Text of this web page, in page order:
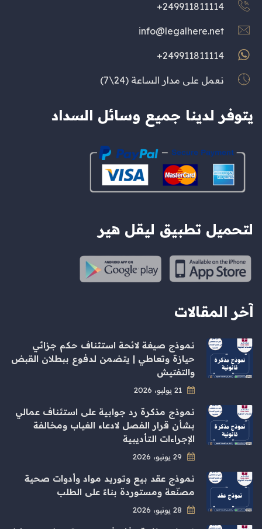
249911811114+
info@legalhere.net
249911811114+
نعمل على مدار الساعة (24\7)
يتوفر لدينا جميع وسائل السداد
لتحميل تطبيق ليقل هير
آخر المقالات
نموذج صيغة لائحة استئناف حكم جزائي
حيازة وتعاطي | يتضمن لدفوع ببطلان القبض
والتفتيش
نموذج مذكرة رد جوابية على استئناف عمالي
بشأن قرار الفصل لادعاء الغياب ومخالفة
الإجراءات التأديبية
نموذج عقد بيع وتوريد مواد وأدوات صحية
مصنّعة ومستوردة بناءً على الطلب